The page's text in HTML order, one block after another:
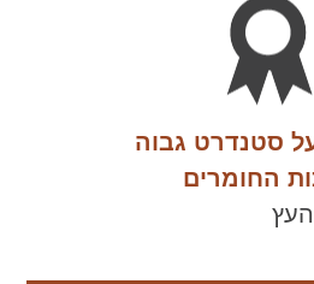
סטנדרט גבוה
החומרים